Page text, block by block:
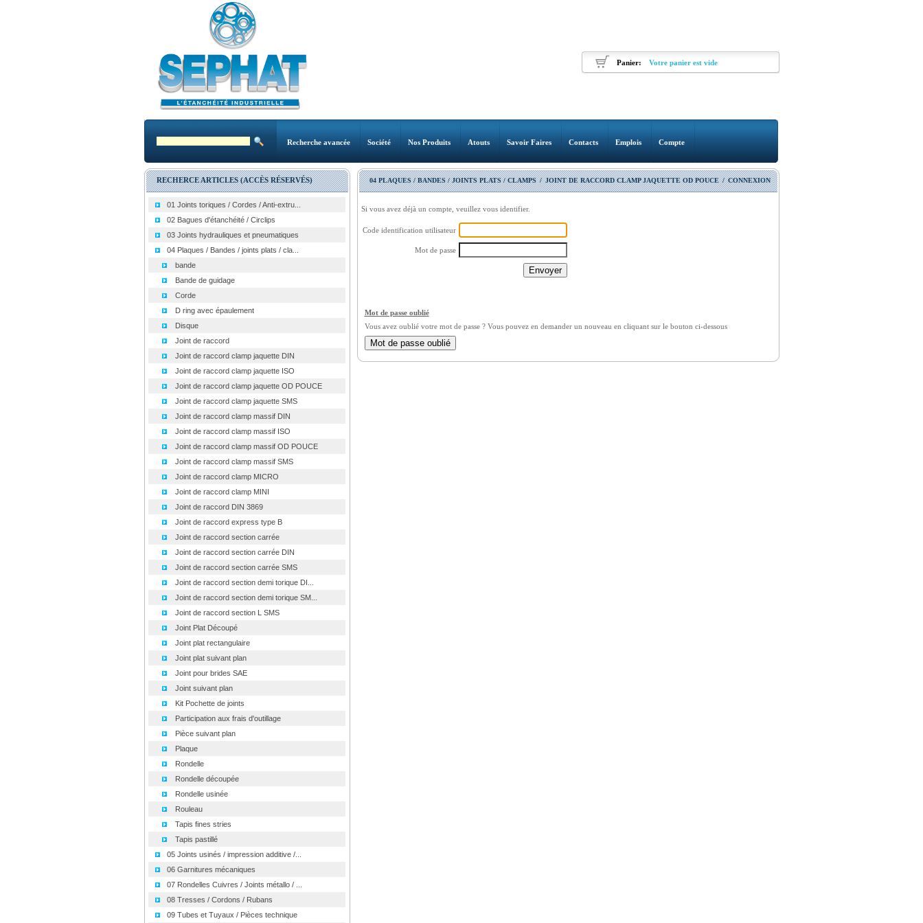
Panier: Votre panier est vide
Recherche avancée Société Nos Produits Atouts Savoir Faires Contacts Emplois Compte
RECHERCE ARTICLES (ACCÈS RÉSERVÉS)
01 Joints toriques / Cordes / Anti-extru...
02 Bagues d'étanchéité / Circlips
03 Joints hydrauliques et pneumatiques
04 Plaques / Bandes / joints plats / cla...
bande
Bande de guidage
Corde
D ring avec épaulement
Disque
Joint de raccord
Joint de raccord clamp jaquette DIN
Joint de raccord clamp jaquette ISO
Joint de raccord clamp jaquette OD POUCE
Joint de raccord clamp jaquette SMS
Joint de raccord clamp massif DIN
Joint de raccord clamp massif ISO
Joint de raccord clamp massif OD POUCE
Joint de raccord clamp massif SMS
Joint de raccord clamp MICRO
Joint de raccord clamp MINI
Joint de raccord DIN 3869
Joint de raccord express type B
Joint de raccord section carrée
Joint de raccord section carrée DIN
Joint de raccord section carrée SMS
Joint de raccord section demi torique DI...
Joint de raccord section demi torique SM...
Joint de raccord section L SMS
Joint Plat Découpé
Joint plat rectangulaire
Joint plat suivant plan
Joint pour brides SAE
Joint suivant plan
Kit Pochette de joints
Participation aux frais d'outillage
Pièce suivant plan
Plaque
Rondelle
Rondelle découpée
Rondelle usinée
Rouleau
Tapis fines stries
Tapis pastillé
05 Joints usinés / impression additive /...
06 Garnitures mécaniques
07 Rondelles Cuivres / Joints métallo / ...
08 Tresses / Cordons / Rubans
09 Tubes et Tuyaux / Pièces technique
04 PLAQUES / BANDES / JOINTS PLATS / CLAMPS / JOINT DE RACCORD CLAMP JAQUETTE OD POUCE / CONNEXION
Si vous avez déjà un compte, veuillez vous identifier.
Code identification utilisateur
Mot de passe
Mot de passe oublié
Vous avez oublié votre mot de passe ? Vous pouvez en demander un nouveau en cliquant sur le bouton ci-dessous